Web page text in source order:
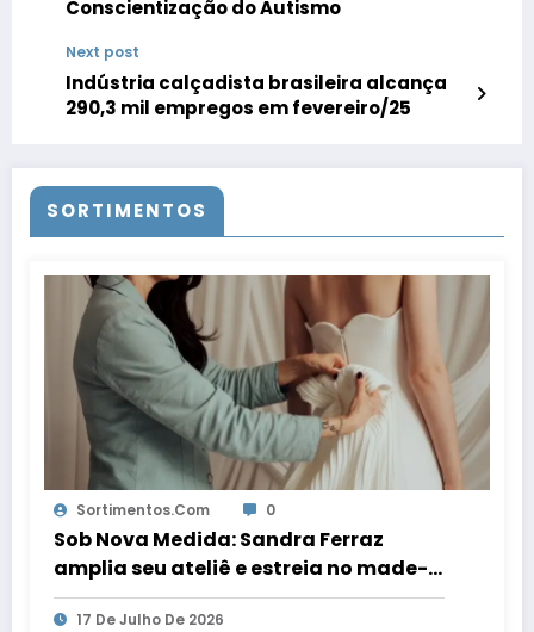
Conscientização do Autismo
Next post
Indústria calçadista brasileira alcança
290,3 mil empregos em fevereiro/25
SORTIMENTOS
Sortimentos.com 0
Sob Nova Medida: Sandra Ferraz
amplia seu ateliê e estreia no made-
to-order
17 De Julho De 2026